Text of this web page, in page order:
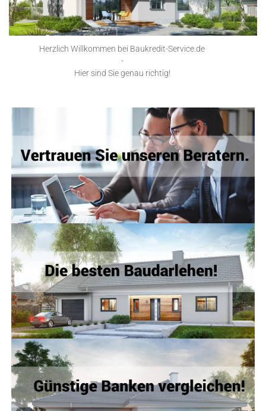
Herzlich Willkommen bei Baukredit-Service.de
-
Hier sind Sie genau richtig!